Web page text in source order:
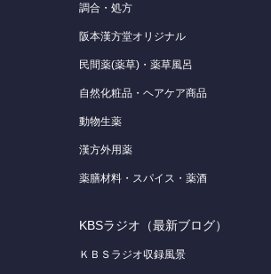
調合・処方
阪本漢方堂オリジナル
民間薬(薬草)・薬草風呂
自然化粧品・ヘアケア商品
動物生薬
漢方外用薬
薬膳材料・スパイス・薬酒
KBSラジオ（最新ブログ）
ＫＢＳラジオ収録風景